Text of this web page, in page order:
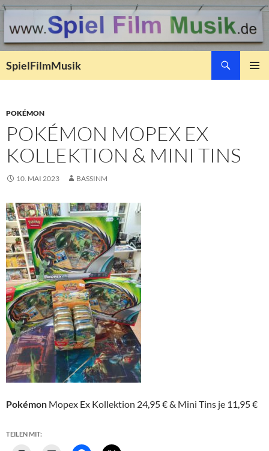
SpielFilmMusik
POKÉMON
POKÉMON MOPEX EX
KOLLEKTION & MINI TINS
10. MAI 2023 BASSINM
Pokémon Mopex Ex Kollektion 24,95 € & Mini Tins je 11,95 €
TEILEN MIT: